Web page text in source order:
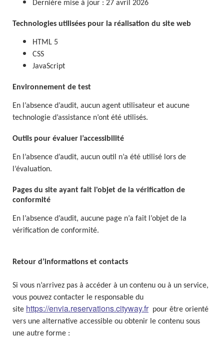
Dernière mise à jour : 27 avril 2026
Technologies utilisées pour la réalisation du site web
HTML 5
CSS
JavaScript
Environnement de test
En l’absence d’audit, aucun agent utilisateur et aucune
technologie d’assistance n’ont été utilisés.
Outils pour évaluer l’accessibilité
En l’absence d’audit, aucun outil n’a été utilisé lors de
l’évaluation.
Pages du site ayant fait l'objet de la vérification de
conformité
En l’absence d’audit, aucune page n’a fait l’objet de la
vérification de conformité.
Retour d’informations et contacts
Si vous n’arrivez pas à accéder à un contenu ou à un service,
vous pouvez contacter le responsable du
site https://envia.reservations.cityway.fr pour être orienté
vers une alternative accessible ou obtenir le contenu sous
une autre forme :